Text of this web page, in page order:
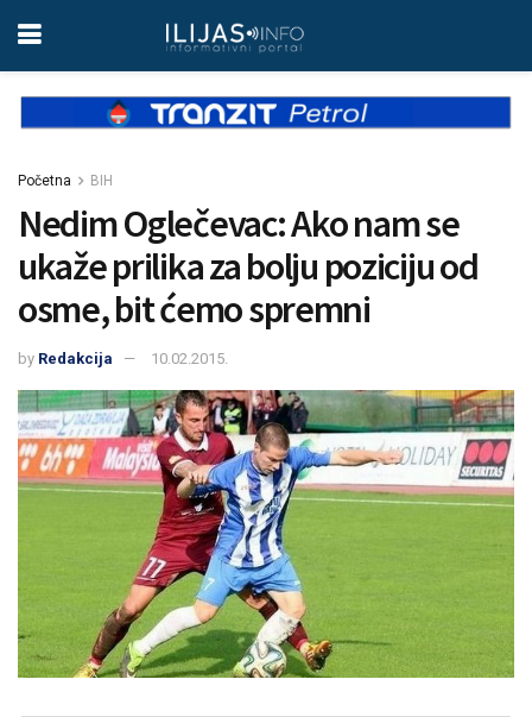
Početna BIH
Nedim Oglečevac: Ako nam se
ukaže prilika za bolju poziciju od
osme, bit ćemo spremni
by Redakcija 10.02.2015.